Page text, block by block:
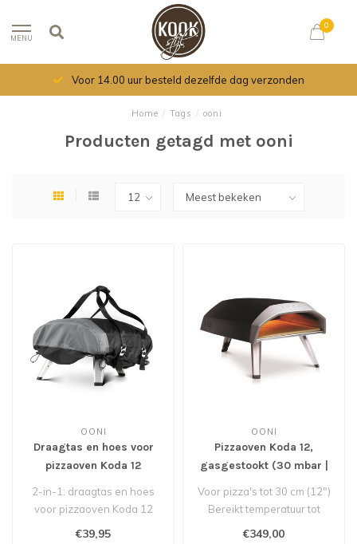
MENU
0
Voor 14.00 uur besteld dezelfde dag verzonden
Home / Tags / ooni
Producten getagd met ooni
OONI
Draagtas en hoes voor
pizzaoven Koda 12
2-in-1: draagtas en hoes
voor pizzaoven Koda 12
van Ooni
€39,95
OONI
Pizzaoven Koda 12,
gasgestookt (30 mbar |
Voor pizza's tot 30 cm (12")
Bereikt temperatuur tot
500°C
€349,00